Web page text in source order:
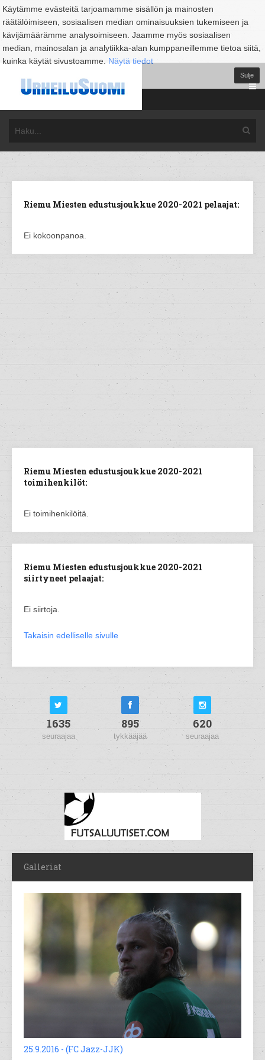
Käytämme evästeitä tarjoamamme sisällön ja mainosten
räätälöimiseen, sosiaalisen median ominaisuuksien tukemiseen ja
kävijämäärämme analysoimiseen. Jaamme myös sosiaalisen
median, mainosalan ja analytiikka-alan kumppaneillemme tietoa siitä,
kuinka käytät sivustoamme. Näytä tiedot
Sulje
Riemu Miesten edustusjoukkue 2020-2021 pelaajat:
Ei kokoonpanoa.
Riemu Miesten edustusjoukkue 2020-2021
toimihenkilöt:
Ei toimihenkilöitä.
Riemu Miesten edustusjoukkue 2020-2021
siirtyneet pelaajat:
Ei siirtoja.
Takaisin edelliselle sivulle
1635
seuraajaa
895
tykkääjää
620
seuraajaa
Galleriat
25.9.2016 - (FC Jazz-JJK)